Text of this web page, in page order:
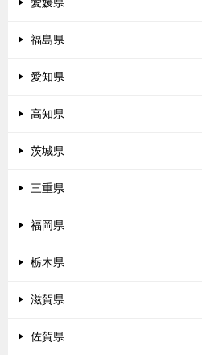
福島県
愛知県
高知県
茨城県
三重県
福岡県
栃木県
滋賀県
佐賀県